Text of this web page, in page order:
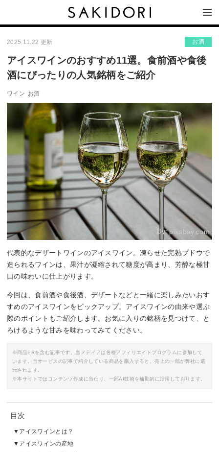
2025.11.22 更新 お酒
アイスワインのおすすめ11選。食前酒や食後
酒にぴったりの人気銘柄をご紹介
ワイン お酒
By:pixabay.com
代表的なデザートワインのアイスワイン。凍らせた完熟ブドウで
造られるワインは、果汁が凝縮されて糖度が高まり、芳醇な極甘
口の味わいに仕上がります。
今回は、食前酒や食後酒、デザートなどと一緒に楽しみたいおす
すめのアイスワインをピックアップ。アイスワインの由来や選ぶ
際のポイントもご紹介します。お気に入りの銘柄を見つけて、と
ろけるような甘みを味わってみてください。
※商品PRを含む記事です。当メディアは各種アフィリエイトプログラムに参加して
います。当サービスの記事で紹介している商品を購入すると、売上の一部が弊社に還
元されます。
※本サイトではコンテンツ作成に当たり、一部AI技術を補助的に活用しております。
目次
アイスワインとは？
アイスワインの産地